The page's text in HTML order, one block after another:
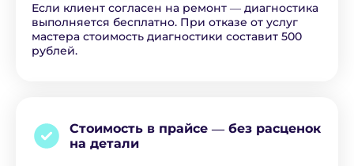
Если клиент согласен на ремонт ― диагностика
выполняется бесплатно. При отказе от услуг
мастера стоимость диагностики составит 500
рублей.
Стоимость в прайсе ― без расценок
на детали